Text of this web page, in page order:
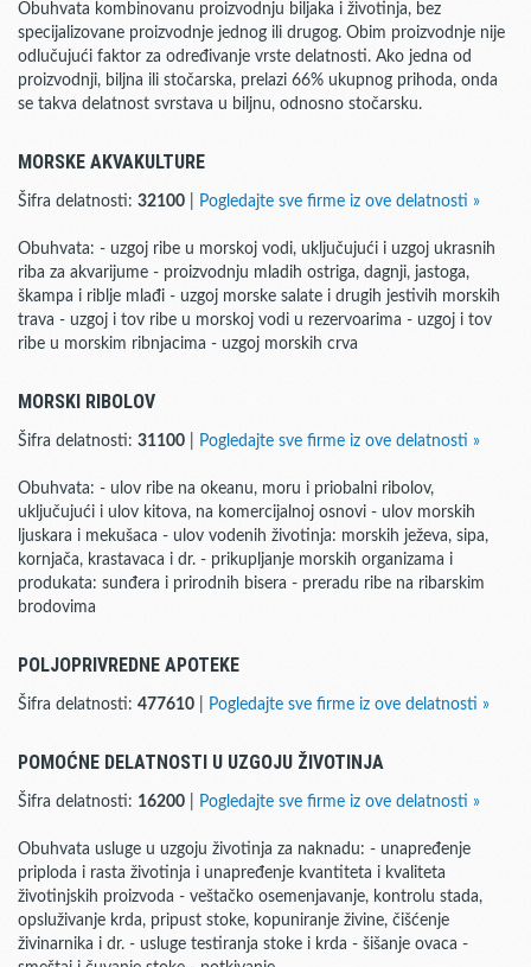
Obuhvata kombinovanu proizvodnju biljaka i životinja, bez
specijalizovane proizvodnje jednog ili drugog. Obim proizvodnje nije
odlučujući faktor za određivanje vrste delatnosti. Ako jedna od
proizvodnji, biljna ili stočarska, prelazi 66% ukupnog prihoda, onda
se takva delatnost svrstava u biljnu, odnosno stočarsku.
MORSKE AKVAKULTURE
Šifra delatnosti: 32100 Pogledajte sve firme iz ove delatnosti »
Obuhvata: - uzgoj ribe u morskoj vodi, uključujući i uzgoj ukrasnih
riba za akvarijume - proizvodnju mladih ostriga, dagnji, jastoga,
škampa i riblje mlađi - uzgoj morske salate i drugih jestivih morskih
trava - uzgoj i tov ribe u morskoj vodi u rezervoarima - uzgoj i tov
ribe u morskim ribnjacima - uzgoj morskih crva
MORSKI RIBOLOV
Šifra delatnosti: 31100 Pogledajte sve firme iz ove delatnosti »
Obuhvata: - ulov ribe na okeanu, moru i priobalni ribolov,
uključujući i ulov kitova, na komercijalnoj osnovi - ulov morskih
ljuskara i mekušaca - ulov vodenih životinja: morskih ježeva, sipa,
kornjača, krastavaca i dr. - prikupljanje morskih organizama i
produkata: sunđera i prirodnih bisera - preradu ribe na ribarskim
brodovima
POLJOPRIVREDNE APOTEKE
Šifra delatnosti: 477610 Pogledajte sve firme iz ove delatnosti »
POMOĆNE DELATNOSTI U UZGOJU ŽIVOTINJA
Šifra delatnosti: 16200 Pogledajte sve firme iz ove delatnosti »
Obuhvata usluge u uzgoju životinja za naknadu: - unapređenje
priploda i rasta životinja i unapređenje kvantiteta i kvaliteta
životinjskih proizvoda - veštačko osemenjavanje, kontrolu stada,
opsluživanje krda, pripust stoke, kopuniranje živine, čišćenje
živinarnika i dr. - usluge testiranja stoke i krda - šišanje ovaca -